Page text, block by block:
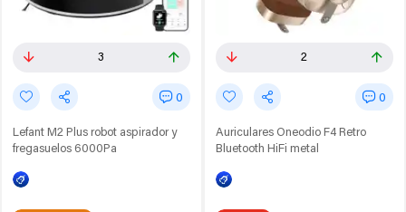
3
0
Lefant M2 Plus robot aspirador y
fregasuelos 6000Pa
2
0
Auriculares Oneodio F4 Retro
Bluetooth HiFi metal